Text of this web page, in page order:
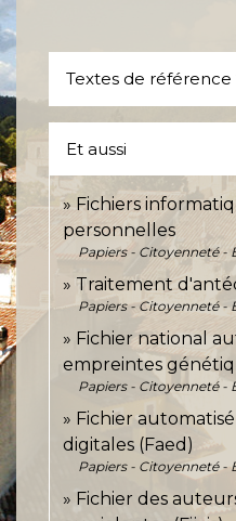
Textes de référence
Et aussi
Fichiers
personnelles
Papiers - Citoyenneté -
Traitement
Papiers - Citoyenneté -
Fichier national
empreintes
Papiers - Citoyenneté -
Fichier
digitales (Faed)
Papiers - Citoyenneté -
Fichier des